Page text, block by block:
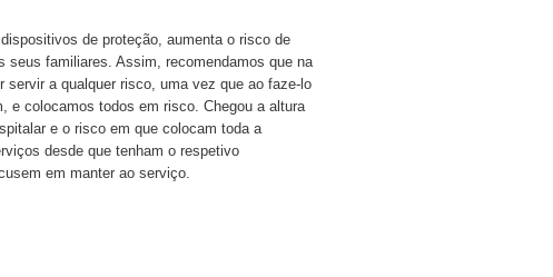
de proteção, aumenta o risco de
seus familiares. Assim, recomendamos que na
a qualquer risco, uma vez que ao faze-lo
e colocamos todos em risco. Chegou a altura
e o risco em que colocam toda a
desde que tenham o respetivo
em manter ao serviço.